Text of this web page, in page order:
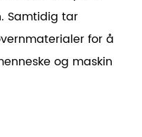
Samtidig tar
for å
og maskin